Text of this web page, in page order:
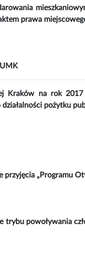
prawa
Kraków na rok
pożytku
przyjęcia „Programu
powoływania